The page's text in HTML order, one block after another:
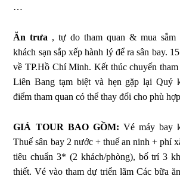
…
Ăn trưa , tự do tham quan & mua sắm
khách sạn sắp xếp hành lý để ra sân bay.
về TP.Hồ Chí Minh. Kết thúc chuyến
Liên Bang tạm biệt và hẹn gặp lại Quý
điểm tham quan có thể thay đổi cho phù
GIÁ TOUR BAO GỒM: Vé máy bay
Thuế sân bay 2 nước + thuế an ninh + phí
tiêu chuẩn 3* (2 khách/phòng), bố trí 3
thiết. Vé vào tham dự triển lãm Các bữa